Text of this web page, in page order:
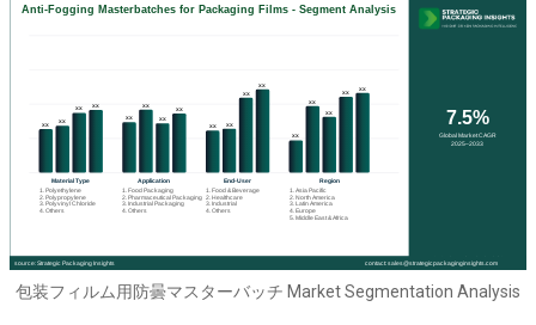
包装フィルム用防曇マスターバッチ Market Segmentation Analysis